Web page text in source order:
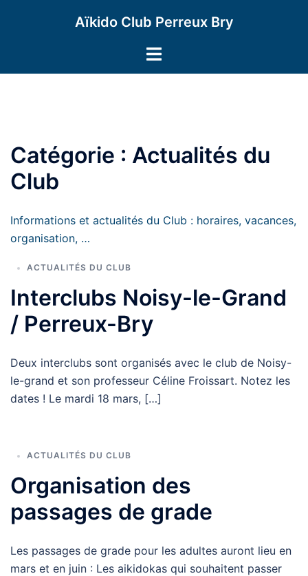
Aïkido Club Perreux Bry
Ouvrir/fermer
Catégorie : Actualités du
Club
Informations et actualités du Club : horaires, vacances,
organisation, …
ACTUALITÉS DU CLUB
Interclubs Noisy-le-Grand
/ Perreux-Bry
Deux interclubs sont organisés avec le club de Noisy-
le-grand et son professeur Céline Froissart. Notez les
dates ! Le mardi 18 mars, […]
ACTUALITÉS DU CLUB
Organisation des
passages de grade
Les passages de grade pour les adultes auront lieu en
mars et en juin : Les aikidokas qui souhaitent passer